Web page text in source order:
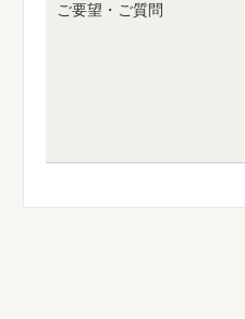
ご要望・ご質問